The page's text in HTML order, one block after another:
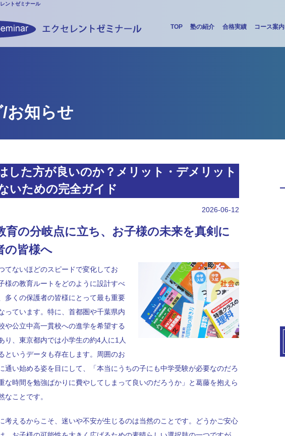
ントゼミナール
TOP 塾の紹介 合格実績 コース案内
お知らせ
した方が良いのか？メリット・デメリット
いための完全ガイド
2026-06-12
育の分岐点に立ち、お子様の未来を真剣に
の皆様へ
てないほどのスピードで変化してお
様の教育ルートをどのように設計すべ
多くの保護者の皆様にとって最も重要
っています。特に、首都圏や千葉県内
や公立中高一貫校への進学を希望する
り、東京都内では小学生の約4人に1人
というデータも存在します。周囲のお
通い始める姿を目にして、「本当にうちの子にも中学受験が必要なのだろ
な時間を勉強ばかりに費やしてしまって良いのだろうか」と葛藤を抱えら
なことです。
考えるからこそ、迷いや不安が生じるのは当然のことです。どうかご安心